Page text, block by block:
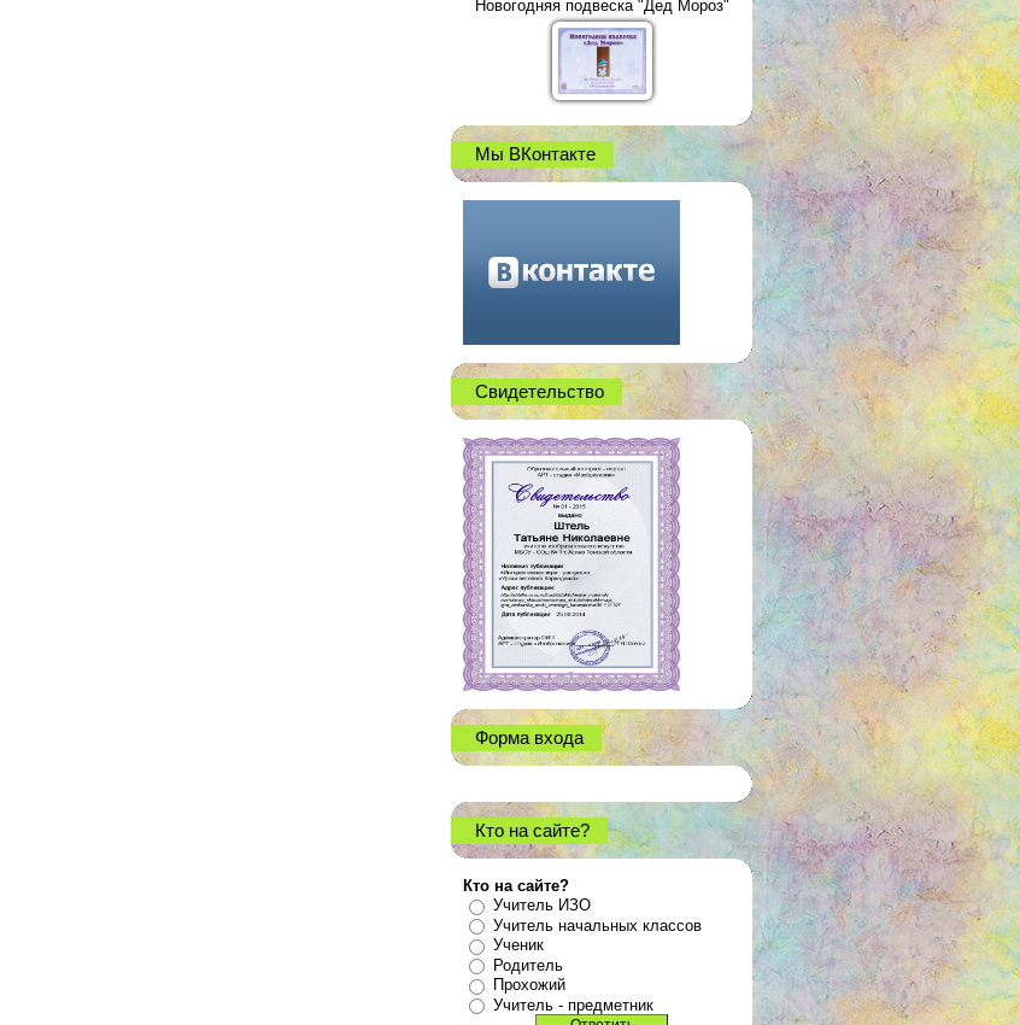
Новогодняя подвеска "Дед Мороз"
Мы ВКонтакте
Свидетельство
Форма входа
Кто на сайте?
Кто на сайте?
Учитель ИЗО
Учитель начальных классов
Ученик
Родитель
Прохожий
Учитель - предметник